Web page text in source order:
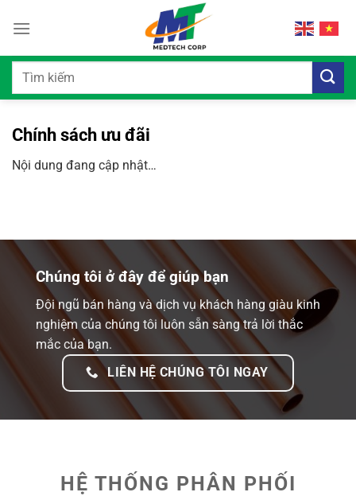
qua
dung
Tìm
Chính sách ưu đãi
Nội dung đang cập nhật…
Chúng tôi ở đây để giúp bạn
Đội ngũ bán hàng và dịch vụ khách hàng giàu kinh
nghiệm của chúng tôi luôn sẵn sàng trả lời thắc
mắc của bạn.
LIÊN HỆ CHÚNG TÔI NGAY
HỆ THỐNG PHÂN PHỐI